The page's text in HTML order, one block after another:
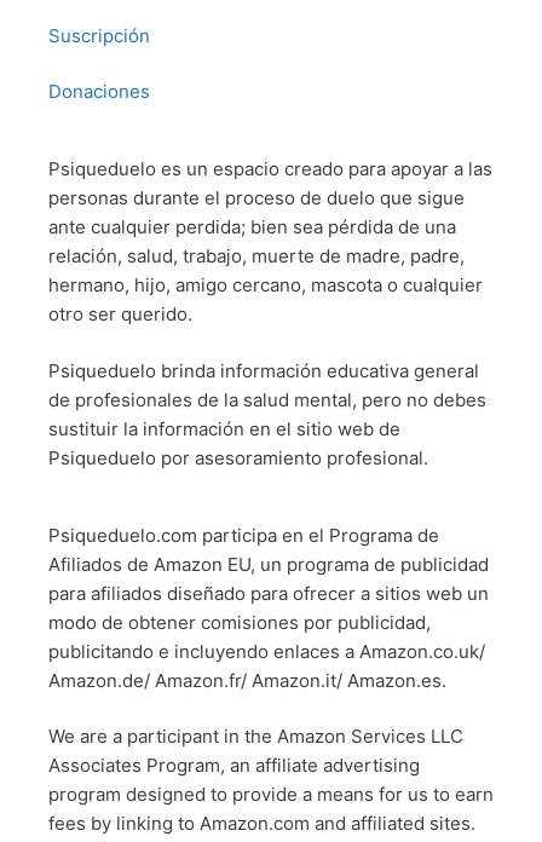
Suscripción
Donaciones
Psiqueduelo es un espacio creado para apoyar a las
personas durante el proceso de duelo que sigue
ante cualquier perdida; bien sea pérdida de una
relación, salud, trabajo, muerte de madre, padre,
hermano, hijo, amigo cercano, mascota o cualquier
otro ser querido.
Psiqueduelo brinda información educativa general
de profesionales de la salud mental, pero no debes
sustituir la información en el sitio web de
Psiqueduelo por asesoramiento profesional.
Psiqueduelo.com participa en el Programa de
Afiliados de Amazon EU, un programa de publicidad
para afiliados diseñado para ofrecer a sitios web un
modo de obtener comisiones por publicidad,
publicitando e incluyendo enlaces a Amazon.co.uk/
Amazon.de/ Amazon.fr/ Amazon.it/ Amazon.es.
We are a participant in the Amazon Services LLC
Associates Program, an affiliate advertising
program designed to provide a means for us to earn
fees by linking to Amazon.com and affiliated sites.